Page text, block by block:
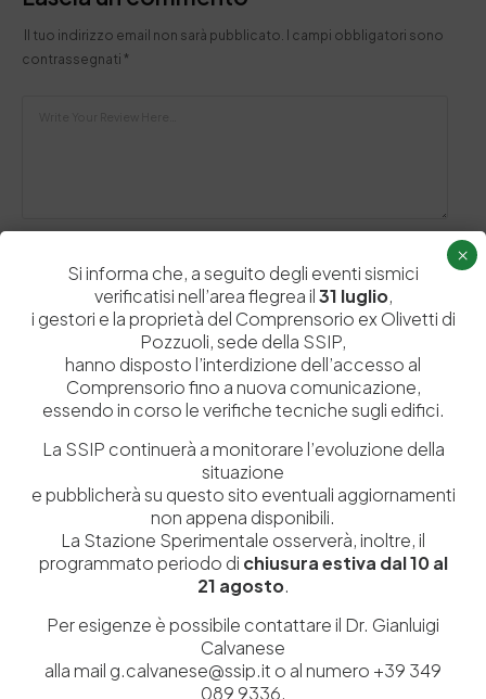
Il tuo indirizzo email non sarà pubblicato. I campi obbligatori sono
contrassegnati *
Salva il mio nome, email e sito web in questo browser per la
prossima volta che commento.
Si informa che, a seguito degli eventi sismici
verificatisi nell’area flegrea il31 luglio,
i gestori e la proprietà del Comprensorio ex Olivetti di
Pozzuoli, sede della SSIP,
hanno disposto l’interdizione dell’accesso al
Comprensorio fino a nuova comunicazione,
essendo in corso le verifiche tecniche sugli edifici.
La SSIP continuerà a monitorare l’evoluzione della
situazione
e pubblicherà su questo sito eventuali aggiornamenti
non appena disponibili.
La Stazione Sperimentale osserverà, inoltre, il
programmato periodo di chiusura estiva dal 10 al
21 agosto.
Per esigenze è possibile contattare il Dr. Gianluigi
Calvanese
alla mail g.calvanese@ssip.it o al numero +39 349
089 9336.
×